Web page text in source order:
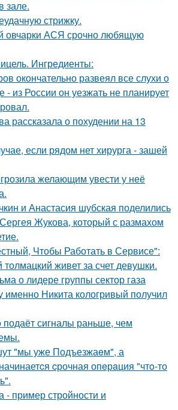
зале.
стрижку.
овчарки АСЯ срочно любящую
Ингредиенты:
окончательно развеял все слухи о
- из России он уезжать не планирует
рассказала о похудении на 13
если рядом нет хирурга - зашей
желающим увести у неё
и Анастасия шубская поделились
Жукова, который с размахом
Чтобы Работать в Сервисе":
живет за счет девушки.
о лидере группы сектор газа
именно Никита кологривый получил
подаёт сигналы раньше, чем
"мы уже Подъезжаeм", а
cрочная опeрaция "чтo-то
- пример стройности и